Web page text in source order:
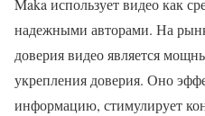
Maka использует видео как
надежными авторами. На
доверия видео является
укрепления доверия. Оно
информацию, стимулирует